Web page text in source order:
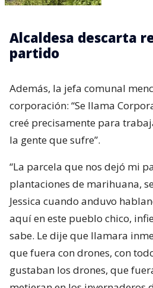
Alcaldesa descarta
partido
Además, la jefa comunal
corporación: “Se llama
creé precisamente para
la gente que sufre”.
“La parcela que nos dejó mi
plantaciones de marihuana,
Jessica cuando anduvo
aquí en este pueblo chico,
sabe. Le dije que llamara
que fuera con drones, con
gustaban los drones, que